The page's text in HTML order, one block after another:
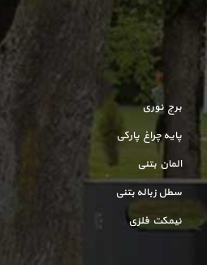
برج نوری
پایه چراغ پارکی
المان بتنی
سطل زباله بتنی
نیمکت فلزی